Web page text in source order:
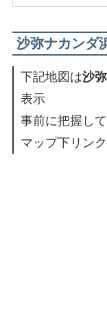
沙弥ナカンダ
下記地図は沙
表示
事前に把握し
マップ下リン